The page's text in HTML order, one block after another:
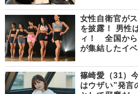
女性自衛官が
を披露！ 男性
ィ！ 全国から
が集結したイ
篠崎愛（31）
はウザい”発